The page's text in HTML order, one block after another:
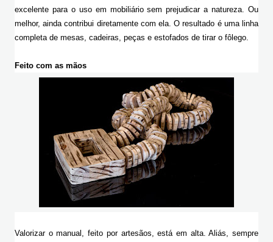
excelente para o uso em mobiliário sem prejudicar a natureza. Ou
melhor, ainda contribui diretamente com ela. O resultado é uma linha
completa de mesas, cadeiras, peças e estofados de tirar o fôlego.
Feito com as mãos
Valorizar o manual, feito por artesãos, está em alta. Aliás, sempre